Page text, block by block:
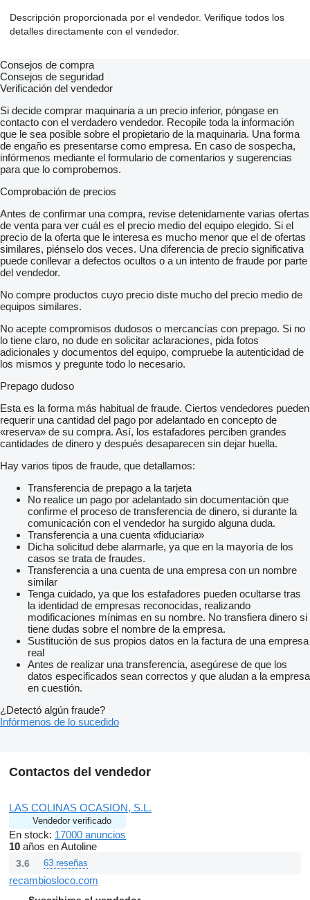
Descripción proporcionada por el vendedor. Verifique todos los
detalles directamente con el vendedor.
Consejos de compra
Consejos de seguridad
Verificación del vendedor
Si decide comprar maquinaria a un precio inferior, póngase en
contacto con el verdadero vendedor. Recopile toda la información
que le sea posible sobre el propietario de la maquinaria. Una forma
de engaño es presentarse como empresa. En caso de sospecha,
infórmenos mediante el formulario de comentarios y sugerencias
para que lo comprobemos.
Comprobación de precios
Antes de confirmar una compra, revise detenidamente varias ofertas
de venta para ver cuál es el precio medio del equipo elegido. Si el
precio de la oferta que le interesa es mucho menor que el de ofertas
similares, piénselo dos veces. Una diferencia de precio significativa
puede conllevar a defectos ocultos o a un intento de fraude por parte
del vendedor.
No compre productos cuyo precio diste mucho del precio medio de
equipos similares.
No acepte compromisos dudosos o mercancías con prepago. Si no
lo tiene claro, no dude en solicitar aclaraciones, pida fotos
adicionales y documentos del equipo, compruebe la autenticidad de
los mismos y pregunte todo lo necesario.
Prepago dudoso
Esta es la forma más habitual de fraude. Ciertos vendedores pueden
requerir una cantidad del pago por adelantado en concepto de
«reserva» de su compra. Así, los estafadores perciben grandes
cantidades de dinero y después desaparecen sin dejar huella.
Hay varios tipos de fraude, que detallamos:
Transferencia de prepago a la tarjeta
No realice un pago por adelantado sin documentación que
confirme el proceso de transferencia de dinero, si durante la
comunicación con el vendedor ha surgido alguna duda.
Transferencia a una cuenta «fiduciaria»
Dicha solicitud debe alarmarle, ya que en la mayoría de los
casos se trata de fraudes.
Transferencia a una cuenta de una empresa con un nombre
similar
Tenga cuidado, ya que los estafadores pueden ocultarse tras
la identidad de empresas reconocidas, realizando
modificaciones mínimas en su nombre. No transfiera dinero si
tiene dudas sobre el nombre de la empresa.
Sustitución de sus propios datos en la factura de una empresa
real
Antes de realizar una transferencia, asegúrese de que los
datos especificados sean correctos y que aludan a la empresa
en cuestión.
¿Detectó algún fraude?
Infórmenos de lo sucedido
Contactos del vendedor
LAS COLINAS OCASION, S.L.
Vendedor verificado
En stock: 17000 anuncios
10 años en Autoline
3.6 63 reseñas
recambiosloco.com